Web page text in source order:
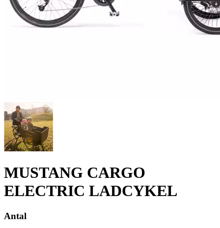
MUSTANG CARGO
ELECTRIC LADCYKEL
Antal